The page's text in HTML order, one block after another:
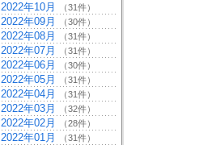
2022年10月 （31件）
2022年09月 （30件）
2022年08月 （31件）
2022年07月 （31件）
2022年06月 （30件）
2022年05月 （31件）
2022年04月 （31件）
2022年03月 （32件）
2022年02月 （28件）
2022年01月 （31件）